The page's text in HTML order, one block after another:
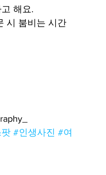
해요.
시 붐비는 시간
#인생사진 #여